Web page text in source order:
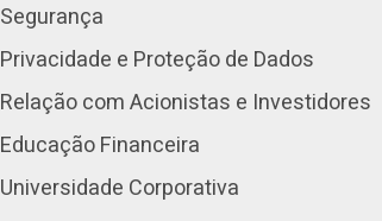
Segurança
Privacidade e Proteção de Dados
Relação com Acionistas e Investidores
Educação Financeira
Universidade Corporativa